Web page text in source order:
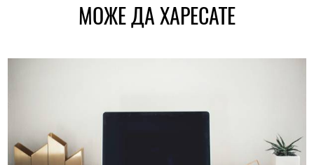
МОЖЕ ДА ХАРЕСАТЕ